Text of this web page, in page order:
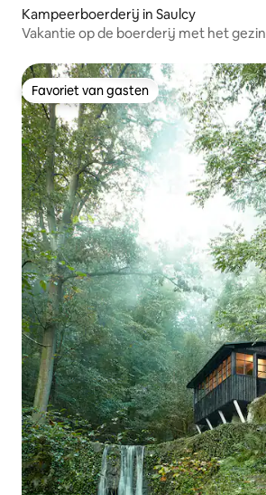
Kampeerboerderij in Saulcy
Vakantie op de boerderij met het gezin
Favoriet van gasten
Favoriet van gasten